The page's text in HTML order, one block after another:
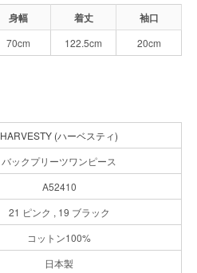
身幅 着丈
袖口
70cm 122.5cm 20cm
HARVESTY (ハーベスティ)
バックプリーツワンピース
A52410
21 ピンク , 19 ブラック
コットン100%
日本製